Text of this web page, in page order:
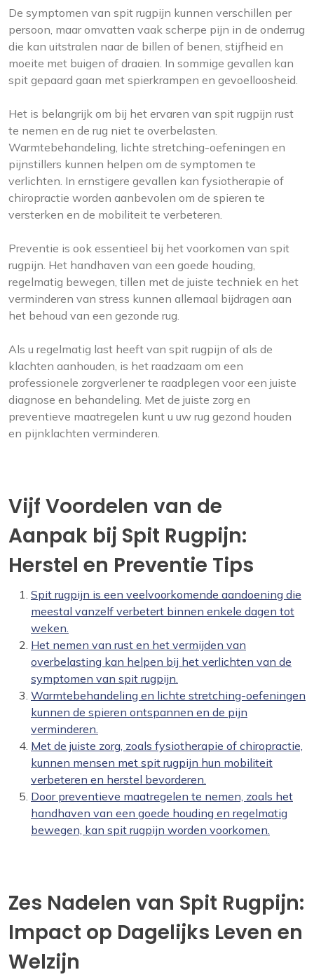
De symptomen van spit rugpijn kunnen verschillen per
persoon, maar omvatten vaak scherpe pijn in de onderrug
die kan uitstralen naar de billen of benen, stijfheid en
moeite met buigen of draaien. In sommige gevallen kan
spit gepaard gaan met spierkrampen en gevoelloosheid.
Het is belangrijk om bij het ervaren van spit rugpijn rust
te nemen en de rug niet te overbelasten.
Warmtebehandeling, lichte stretching-oefeningen en
pijnstillers kunnen helpen om de symptomen te
verlichten. In ernstigere gevallen kan fysiotherapie of
chiropractie worden aanbevolen om de spieren te
versterken en de mobiliteit te verbeteren.
Preventie is ook essentieel bij het voorkomen van spit
rugpijn. Het handhaven van een goede houding,
regelmatig bewegen, tillen met de juiste techniek en het
verminderen van stress kunnen allemaal bijdragen aan
het behoud van een gezonde rug.
Als u regelmatig last heeft van spit rugpijn of als de
klachten aanhouden, is het raadzaam om een
professionele zorgverlener te raadplegen voor een juiste
diagnose en behandeling. Met de juiste zorg en
preventieve maatregelen kunt u uw rug gezond houden
en pijnklachten verminderen.
Vijf Voordelen van de
Aanpak bij Spit Rugpijn:
Herstel en Preventie Tips
Spit rugpijn is een veelvoorkomende aandoening die
meestal vanzelf verbetert binnen enkele dagen tot
weken.
Het nemen van rust en het vermijden van
overbelasting kan helpen bij het verlichten van de
symptomen van spit rugpijn.
Warmtebehandeling en lichte stretching-oefeningen
kunnen de spieren ontspannen en de pijn
verminderen.
Met de juiste zorg, zoals fysiotherapie of chiropractie,
kunnen mensen met spit rugpijn hun mobiliteit
verbeteren en herstel bevorderen.
Door preventieve maatregelen te nemen, zoals het
handhaven van een goede houding en regelmatig
bewegen, kan spit rugpijn worden voorkomen.
Zes Nadelen van Spit Rugpijn:
Impact op Dagelijks Leven en
Welzijn